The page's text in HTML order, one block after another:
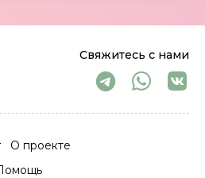
Свяжитесь с нами
О проекте